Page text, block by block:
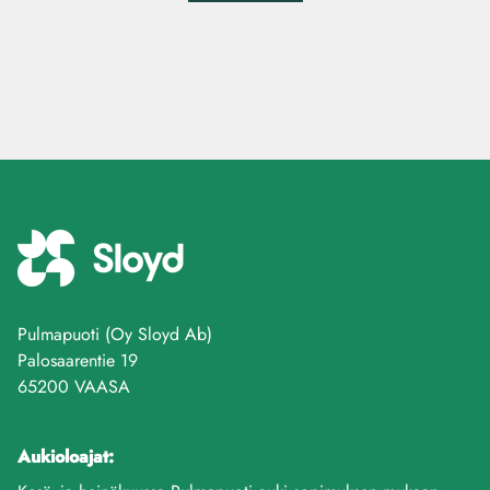
Pulmapuoti (Oy Sloyd Ab)
Palosaarentie 19
65200 VAASA
Aukioloajat: